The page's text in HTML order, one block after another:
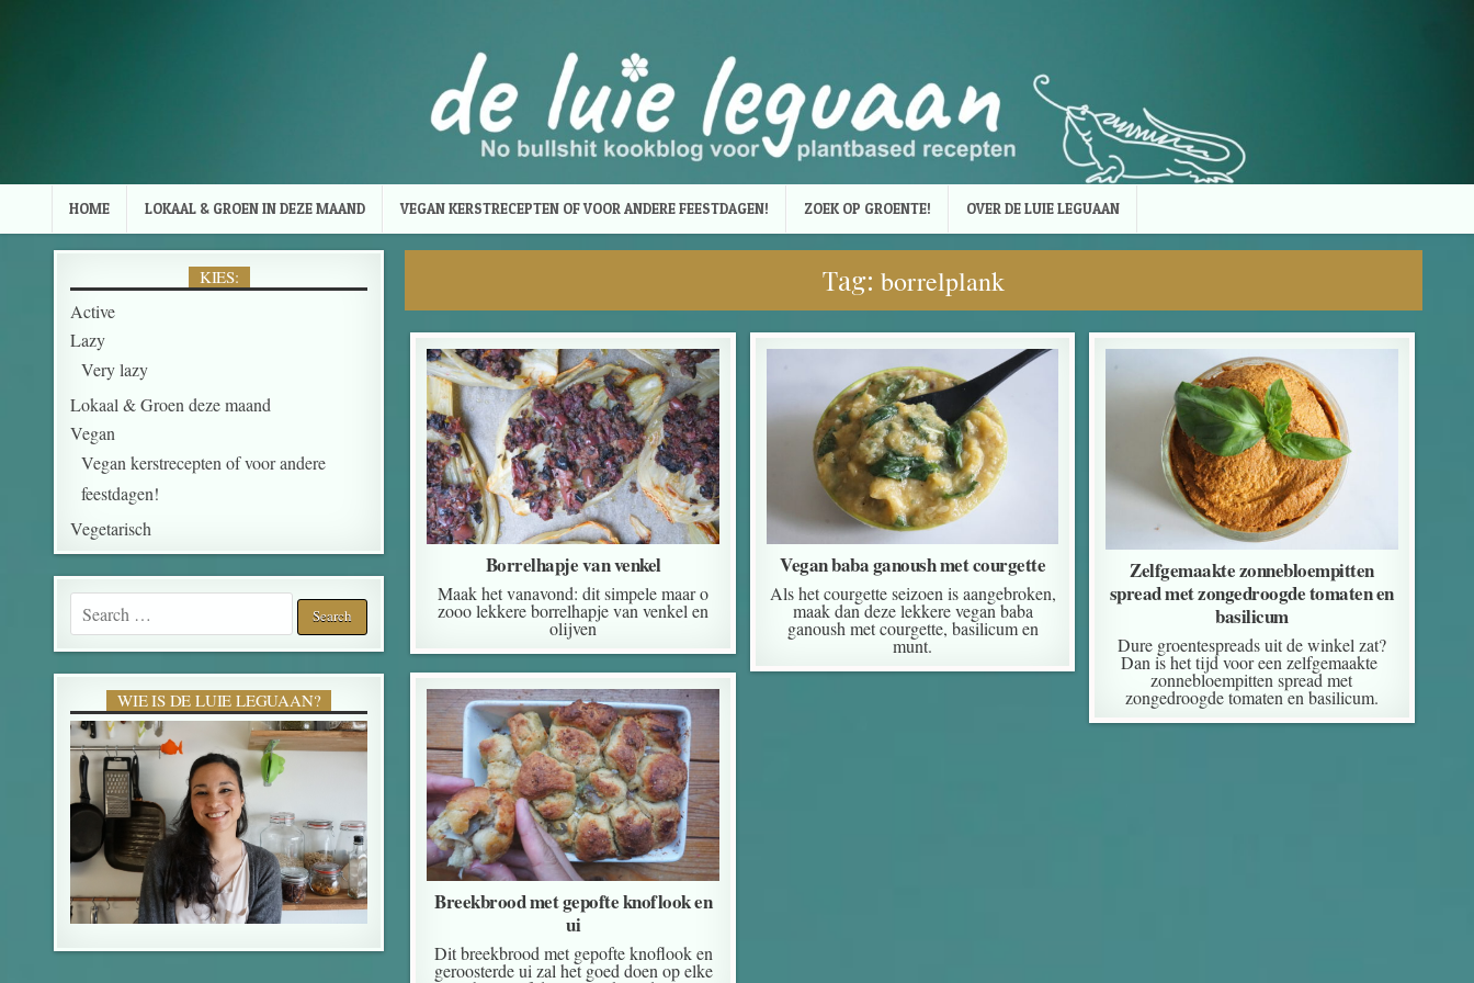
HOME LOKAAL & GROEN IN DEZE MAAND VEGAN KERSTRECEPTEN OF VOOR ANDERE FEESTDAGEN! ZOEK OP GROENTE! OVER DE LUIE LEGUAAN
Tag:borrelplank
Borrelhapje van venkel
Maak het vanavond: dit simpele maar o
zooo lekkere borrelhapje van venkel en
olijven
Vegan baba ganoush met courgette
Als het courgette seizoen is aangebroken,
maak dan deze lekkere vegan baba
ganoush met courgette, basilicum en
munt.
Zelfgemaakte zonnebloempitten
spread met zongedroogde tomaten en
basilicum
Dure groentespreads uit de winkel zat?
Dan is het tijd voor een zelfgemaakte
zonnebloempitten spread met
zongedroogde tomaten en basilicum.
Breekbrood met gepofte knoflook en
ui
Dit breekbrood met gepofte knoflook en
geroosterde ui zal het goed doen op elke
KIES:
Active
Lazy
Very lazy
Lokaal & Groen deze maand
Vegan
Vegan kerstrecepten of voor andere
feestdagen!
Vegetarisch
Search for:
WIE IS DE LUIE LEGUAAN?